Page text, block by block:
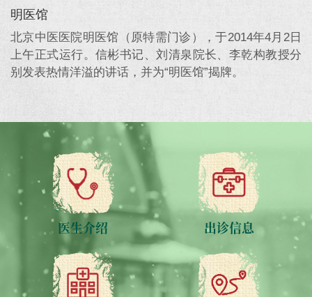
明医馆
北京中医医院明医馆（原特需门诊），于2014年4月2日
上午正式运行。信彬书记、刘清泉院长、李乾构教授分
别发表热情洋溢的讲话，并为“明医馆”揭牌。
医生介绍 出诊信息